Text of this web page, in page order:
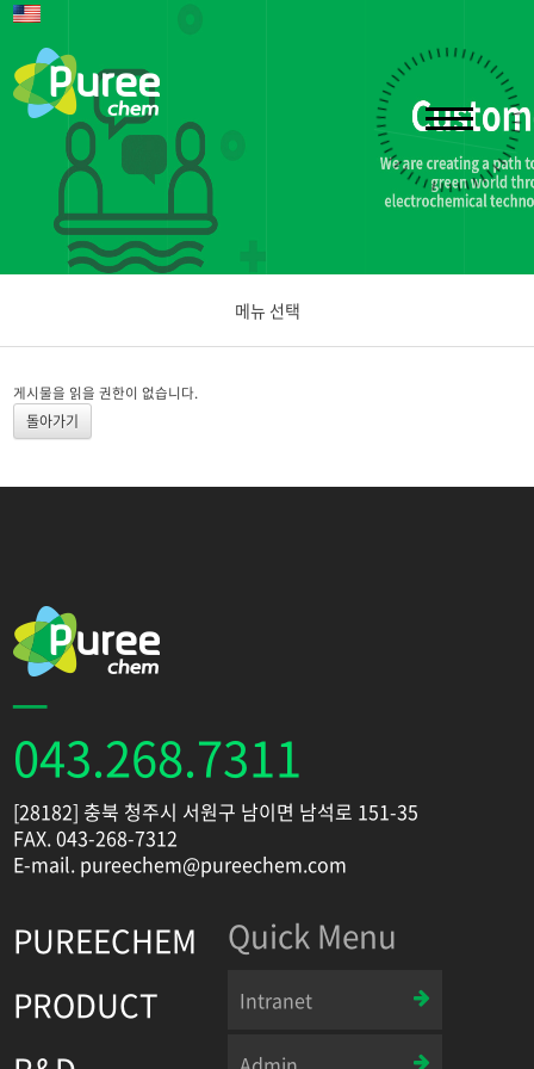
메뉴 선택
게시물을 읽을 권한이 없습니다.
돌아가기
043.268.7311
[28182] 충북 청주시 서원구 남이면 남석로 151-35
FAX. 043-268-7312
E-mail. pureechem@pureechem.com
PUREECHEM
PRODUCT
Quick Menu
Intranet